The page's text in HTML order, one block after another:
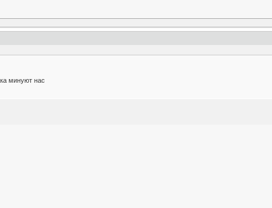
минуют нас